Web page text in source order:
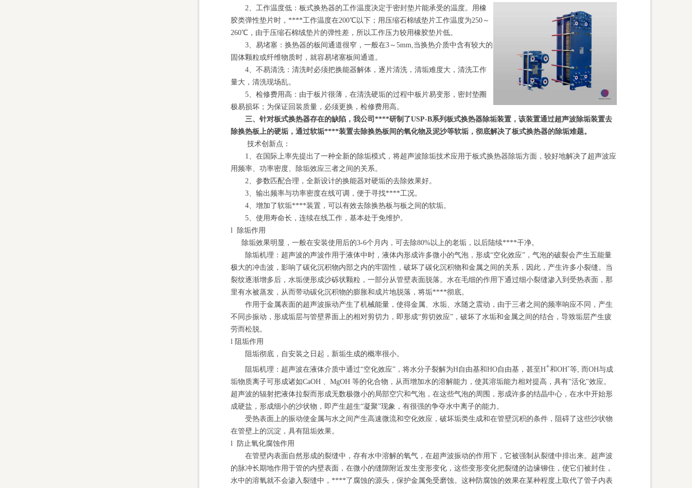
2、工作温度低：板式换热器的工作温度决定于密封垫片能承受的温度。用橡
胶类弹性垫片时，****工作温度在200℃以下；用压缩石棉绒垫片工作温度为250～
260℃，由于压缩石棉绒垫片的弹性差，所以工作压力较用橡胶垫片低。
3、易堵塞：换热器的板间通道很窄，一般在3～ 5mm,当换热介质中含有较大的
固体颗粒或纤维物质时，就容易堵塞板间通道。
4、不易清洗：清洗时必须把换能器解体，逐片清洗，清垢难度大，清洗工作
量大，清洗现场乱。
5、检修费用高：由于板片很薄，在清洗硬垢的过程中板片易变形，密封垫圈
极易损坏；为保证回装质量，必须更换，检修费用高。
三、针对板式换热器存在的缺陷，我公司****研制了USP-B系列板式换热器除垢装置，该装置通过超声波除垢装置去
除换热板上的硬垢，通过软垢****装置去除换热板间的氧化物及泥沙等软垢，彻底解决了板式换热器的除垢难题。
技术创新点：
1、在国际上率先提出了一种全新的除垢模式，将超声波除垢技术应用于板式换热器除垢方面，较好地解决了超声波应
用频率、功率密度、除垢效应三者之间的关系。
2、参数匹配合理，全新设计的换能器对硬垢的去除效果好。
3、输出频率与功率密度在线可调，便于寻找****工况。
4、增加了软垢****装置，可以有效去除换热板与板之间的软垢。
5、使用寿命长，连续在线工作，基本处于免维护。
l 除垢作用
除垢效果明显，一般在安装使用后的3-6个月内，可去除80%以上的老垢，以后陆续****干净。
除垢机理：超声波的声波作用于液体中时，液体内形成许多微小的气泡，形成“空化效应”，气泡的破裂会产生五能量
极大的冲击波，影响了碳化沉积物内部之内的牢固性，破坏了碳化沉积物和金属之间的关系，因此，产生许多小裂缝。当
裂纹逐渐增多后，水垢便形成沙砾状颗粒，一部分从管壁表面脱落。水在毛细的作用下通过细小裂缝渗入到受热表面，那
里有水被蒸发，从而带动碳化沉积物的膨胀和成片地脱落，将垢****彻底。
作用于金属表面的超声波振动产生了机械能量，使得金属、水垢、水随之震动，由于三者之间的频率响应不同，产生
不同步振动，形成垢层与管壁界面上的相对剪切力，即形成“剪切效应”，破坏了水垢和金属之间的结合，导致垢层产生疲
劳而松脱。
l 阻垢作用
阻垢彻底，自安装之日起，新垢生成的概率很小。
阻垢机理：超声波在液体介质中通过“空化效应”，将水分子裂解为H自由基和HO自由基，甚至H+和OH-等, 而OH与成
垢物质离子可形成诸如CaOH MgOH 等的化合物，从而增加水的溶解能力，使其溶垢能力相对提高，具有"活化"效应。
超声波的辐射把液体拉裂而形成无数极微小的局部空穴和气泡，在这些气泡的周围，形成许多的结晶中心，在水中开始形
成硬盐，形成细小的沙状物，即产生超生“凝聚”现象，有很强的争夺水中离子的能力。
受热表面上的振动使金属与水之间产生高速微流和空化效应，破坏垢类生成和在管壁沉积的条件，阻碍了这些沙状物
在管壁上的沉淀，具有阻垢效果。
l 防止氧化腐蚀作用
在管壁内表面自然形成的裂缝中，存有水中溶解的氧气，在超声波振动的作用下，它被强制从裂缝中排出来。超声波
的脉冲长期地作用于管的内壁表面，在微小的缝隙附近发生变形变化，这些变形变化把裂缝的边缘铆住，使它们被封住，
水中的溶氧就不会渗入裂缝中，****了腐蚀的源头，保护金属免受磨蚀。这种防腐蚀的效果在某种程度上取代了管子内表